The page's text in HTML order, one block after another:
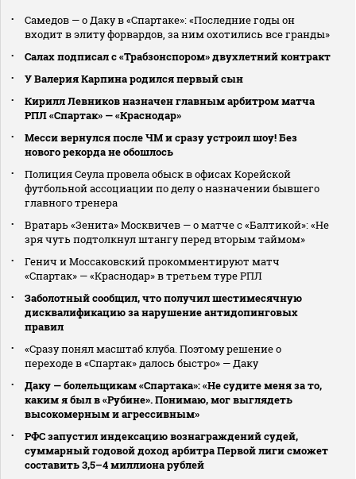
Самедов — о Даку в «Спартаке»: «Последние годы он
входит в элиту форвардов, за ним охотились все гранды»
Салах подписал с «Трабзонспором» двухлетний контракт
У Валерия Карпина родился первый сын
Кирилл Левников назначен главным арбитром матча
РПЛ «Спартак» — «Краснодар»
Месси вернулся после ЧМ и сразу устроил шоу! Без
нового рекорда не обошлось
Полиция Сеула провела обыск в офисах Корейской
футбольной ассоциации по делу о назначении бывшего
главного тренера
Вратарь «Зенита» Москвичев — о матче с «Балтикой»: «Не
зря чуть подтолкнул штангу перед вторым таймом»
Генич и Моссаковский прокомментируют матч
«Спартак» — «Краснодар» в третьем туре РПЛ
Заболотный сообщил, что получил шестимесячную
дисквалификацию за нарушение антидопинговых
правил
«Сразу понял масштаб клуба. Поэтому решение о
переходе в «Спартак» далось быстро» — Даку
Даку — болельщикам «Спартака»: «Не судите меня за то,
каким я был в «Рубине». Понимаю, мог выглядеть
высокомерным и агрессивным»
РФС запустил индексацию вознаграждений судей,
суммарный годовой доход арбитра Первой лиги сможет
составить 3,5–4 миллиона рублей